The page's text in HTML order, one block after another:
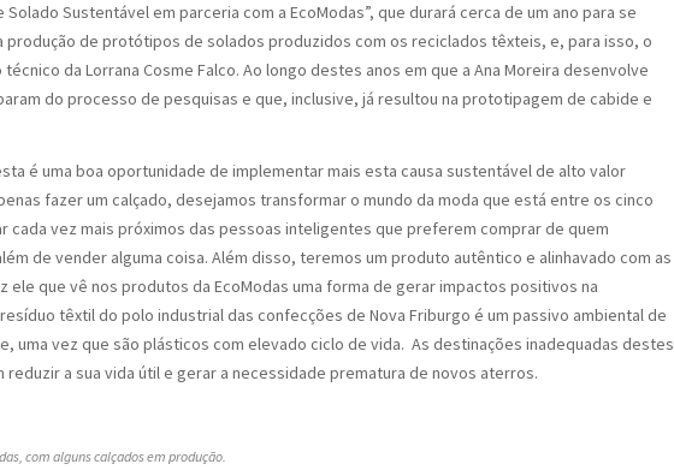
Sustentável em parceria com a EcoModas”, que durará cerca de um ano para se
de protótipos de solados produzidos com os reciclados têxteis, e, para isso, o
da Lorrana Cosme Falco. Ao longo destes anos em que a Ana Moreira desenvolve
do processo de pesquisas e que, inclusive, já resultou na prototipagem de cabide e
é uma boa oportunidade de implementar mais esta causa sustentável de alto valor
fazer um calçado, desejamos transformar o mundo da moda que está entre os cinco
cada vez mais próximos das pessoas inteligentes que preferem comprar de quem
de vender alguma coisa. Além disso, teremos um produto autêntico e alinhavado com as
ele que vê nos produtos da EcoModas uma forma de gerar impactos positivos na
têxtil do polo industrial das confecções de Nova Friburgo é um passivo ambiental de
uma vez que são plásticos com elevado ciclo de vida. As destinações inadequadas destes
a sua vida útil e gerar a necessidade prematura de novos aterros.
com alguns calçados em produção.